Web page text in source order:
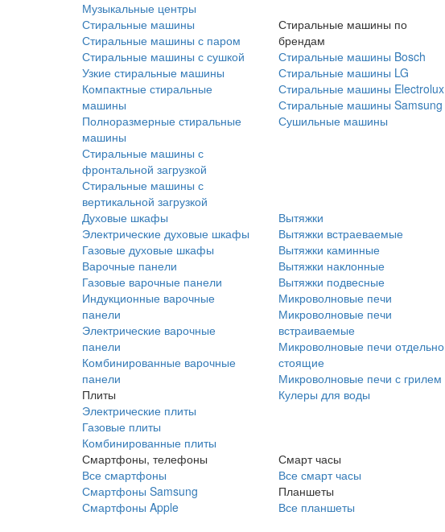
Музыкальные центры
Стиральные машины
Стиральные машины с паром
Стиральные машины с сушкой
Узкие стиральные машины
Компактные стиральные
машины
Полноразмерные стиральные
машины
Стиральные машины с
фронтальной загрузкой
Стиральные машины с
вертикальной загрузкой
Стиральные машины по
брендам
Стиральные машины Bosch
Стиральные машины LG
Стиральные машины Electrolux
Стиральные машины Samsung
Сушильные машины
Духовые шкафы
Электрические духовые шкафы
Газовые духовые шкафы
Варочные панели
Газовые варочные панели
Индукционные варочные
панели
Электрические варочные
панели
Комбинированные варочные
панели
Плиты
Электрические плиты
Газовые плиты
Комбинированные плиты
Вытяжки
Вытяжки встраеваемые
Вытяжки каминные
Вытяжки наклонные
Вытяжки подвесные
Микроволновые печи
Микроволновые печи
встраиваемые
Микроволновые печи отдельно
стоящие
Микроволновые печи с грилем
Кулеры для воды
Смартфоны, телефоны
Все смартфоны
Смартфоны Samsung
Смартфоны Apple
Смарт часы
Все смарт часы
Планшеты
Все планшеты